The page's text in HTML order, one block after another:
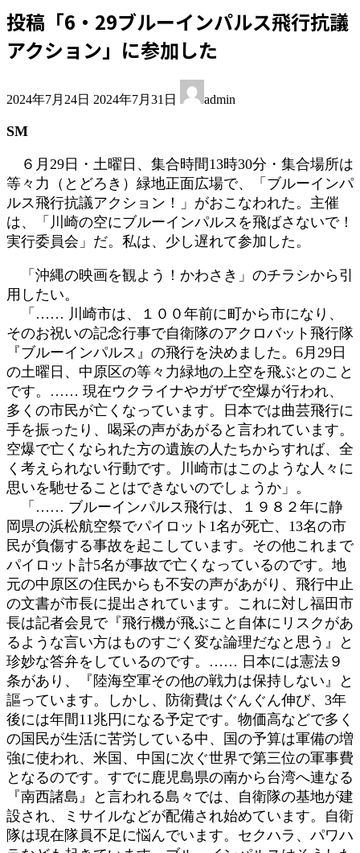
投稿「6・29ブルーインパルス飛行抗議
アクション」に参加した
2024年7月24日 終
日
時
:
2024年7月31日 admin
SM
６月29日・土曜日、集合時間13時30分・集合場所は
等々力（とどろき）緑地正面広場で、「ブルーインパ
ルス飛行抗議アクション！」がおこなわれた。主催
は、「川崎の空にブルーインパルスを飛ばさないで！
実行委員会」だ。私は、少し遅れて参加した。
「沖縄の映画を観よう！かわさき」のチラシから引
用したい。
「…… 川崎市は、１００年前に町から市になり、
そのお祝いの記念行事で自衛隊のアクロバット飛行隊
『ブルーインパルス』の飛行を決めました。6月29日
の土曜日、中原区の等々力緑地の上空を飛ぶとのこと
です。…… 現在ウクライナやガザで空爆が行われ、
多くの市民が亡くなっています。日本では曲芸飛行に
手を振ったり、喝采の声があがると言われています。
空爆で亡くなられた方の遺族の人たちからすれば、全
く考えられない行動です。川崎市はこのような人々に
思いを馳せることはできないのでしょうか」。
「…… ブルーインパルス飛行は、１９８２年に静
岡県の浜松航空祭でパイロット1名が死亡、13名の市
民が負傷する事故を起こしています。その他これまで
パイロット計5名が事故で亡くなっているのです。地
元の中原区の住民からも不安の声があがり、飛行中止
の文書が市長に提出されています。これに対し福田市
長は記者会見で『飛行機が飛ぶこと自体にリスクがあ
るような言い方はものすごく変な論理だなと思う』と
珍妙な答弁をしているのです。…… 日本には憲法９
条があり、『陸海空軍その他の戦力は保持しない』と
謳っています。しかし、防衛費はぐんぐん伸び、3年
後には年間11兆円になる予定です。物価高などで多く
の国民が生活に苦労している中、国の予算は軍備の増
強に使われ、米国、中国に次ぐ世界で第三位の軍事費
となるのです。すでに鹿児島県の南から台湾へ連なる
『南西諸島』と言われる島々では、自衛隊の基地が建
設され、ミサイルなどが配備され始めています。自衛
隊は現在隊員不足に悩んでいます。セクハラ、パワハ